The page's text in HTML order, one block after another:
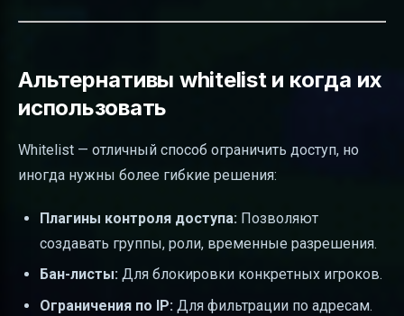
Альтернативы whitelist и когда их
использовать
Whitelist — отличный способ ограничить доступ, но
иногда нужны более гибкие решения:
Плагины контроля доступа: Позволяют
создавать группы, роли, временные разрешения.
Бан-листы: Для блокировки конкретных игроков.
Ограничения по IP: Для фильтрации по адресам.